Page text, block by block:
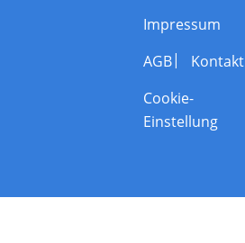
Impressum
AGB
Kontakt
Cookie-
Einstellung